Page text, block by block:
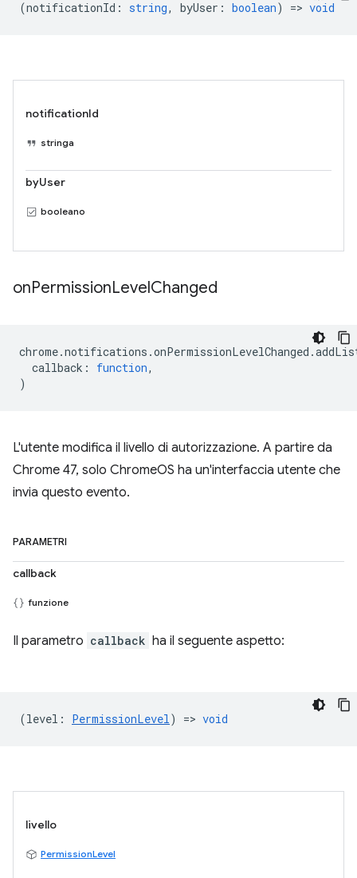
(notificationId : string, byUser : boolean) => void
notificationId
stringa
byUser
booleano
onPermissionLevelChanged
chrome.notifications .onPermissionLevelChanged .
callback : function,
)
L'utente modifica il livello di autorizzazione. A partire da
Chrome 47, solo ChromeOS ha un'interfaccia utente che
invia questo evento.
PARAMETRI
callback
funzione
Il parametro callback ha il seguente aspetto:
(level : PermissionLevel) => void
livello
PermissionLevel